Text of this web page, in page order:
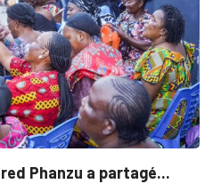
Phanzu a partagé...